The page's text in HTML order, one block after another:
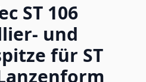
ST 106
und
für ST